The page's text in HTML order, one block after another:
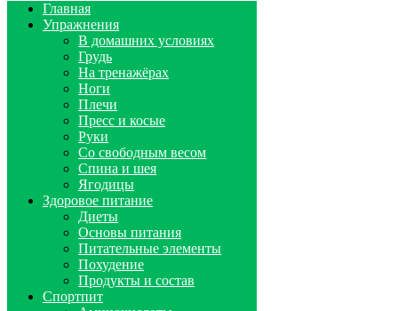
Главная
Упражнения
В домашних условиях
Грудь
На тренажёрах
Ноги
Плечи
Пресс и косые
Руки
Со свободным весом
Спина и шея
Ягодицы
Здоровое питание
Диеты
Основы питания
Питательные элементы
Похудение
Продукты и состав
Спортпит